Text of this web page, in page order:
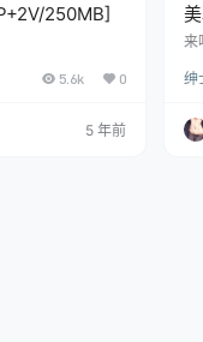
250MB]
5.6k 0
5 年前
来
绅